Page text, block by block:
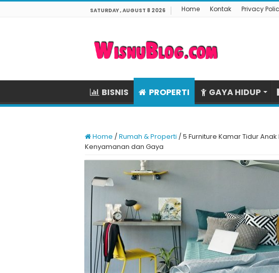
SATURDAY , AUGUST 8 2026 Home Kontak Privacy
BISNIS PROPERTI GAYA HIDUP
Home /Rumah & Properti /5 Furniture Kamar Tidur
Kenyamanan dan Gaya